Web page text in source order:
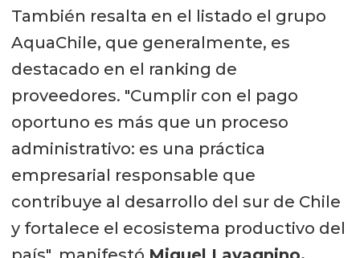
También resalta en el listado el grupo
AquaChile, que generalmente, es
destacado en el ranking de
proveedores. "Cumplir con el pago
oportuno es más que un proceso
administrativo: es una práctica
empresarial responsable que
contribuye al desarrollo del sur de Chile
y fortalece el ecosistema productivo del